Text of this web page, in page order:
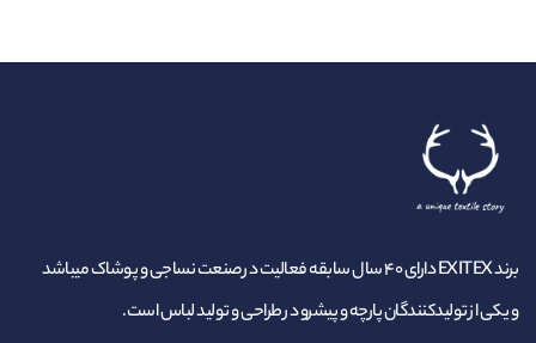
برند EXITEX دارای ۴۰ سال سابقه فعالیت در صنعت نساجی و پوشاک میباشد
و یکی از تولیدکنندگان پارچه و پیشرو در طراحی و تولید لباس است.